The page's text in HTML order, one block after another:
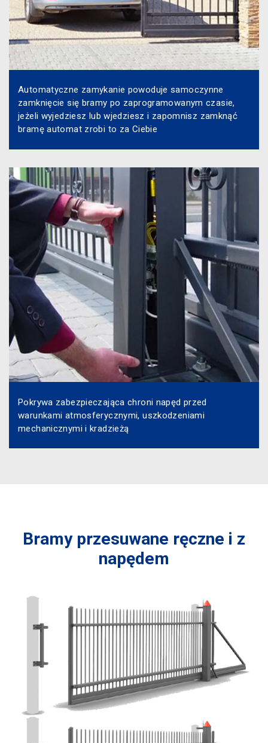
Automatyczne zamykanie powoduje samoczynne
zamknięcie się bramy po zaprogramowanym czasie,
jeżeli wyjedziesz lub wjedziesz i zapomnisz zamknąć
bramę automat zrobi to za Ciebie
Pokrywa zabezpieczająca chroni napęd przed
warunkami atmosferycznymi, uszkodzeniami
mechanicznymi i kradzieżą
Bramy przesuwane ręczne i z
napędem